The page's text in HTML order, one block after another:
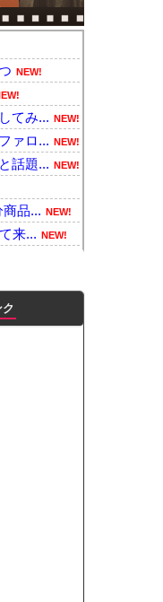
NEW!
てみ... NEW!
ァロ... NEW!
話題... NEW!
品... NEW!
来... NEW!
NEW!
法...
峡...